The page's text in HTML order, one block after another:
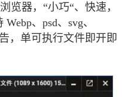
览器，“小巧“、快速，
、psd、svg、
，单可执行文件即开即